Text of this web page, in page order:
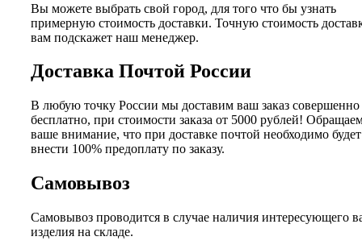
Вы можете выбрать свой город, для того что бы узнать
примерную стоимость доставки. Точную стоимость
вам подскажет наш менеджер.
Доставка Почтой России
В любую точку России мы доставим ваш заказ совершенно
бесплатно, при стоимости заказа от 5000 рублей!
ваше внимание, что при доставке почтой необходимо будет
внести 100% предоплату по заказу.
Самовывоз
Самовывоз проводится в случае наличия интересующего
изделия на складе.